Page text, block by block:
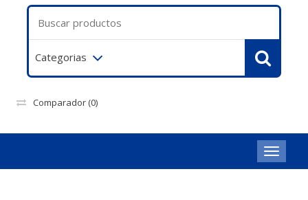
Categorias
Comparador (0)
Toggle